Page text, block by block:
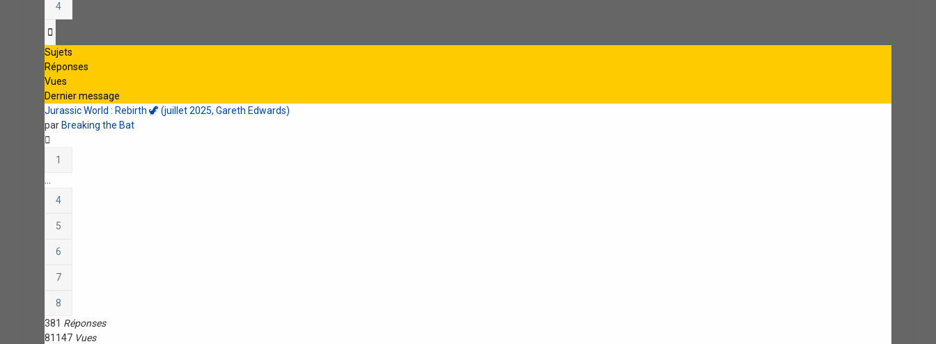
4
Suivante
Sujets
Réponses
Vues
Dernier message
Jurassic World : Rebirth 🦖 (juillet 2025, Gareth Edwards)
par Breaking the Bat
1
4
5
6
7
8
381 Réponses
81147 Vues